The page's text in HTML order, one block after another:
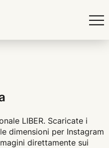
LIBER. Scaricate i
dimensioni per Instagram
direttamente sui